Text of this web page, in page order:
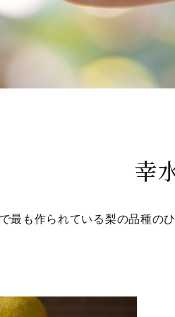
幸
最も作られている梨の品種の